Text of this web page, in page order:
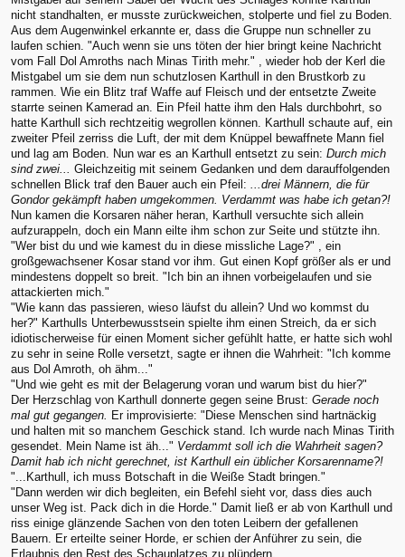
nicht standhalten, er musste zurückweichen, stolperte und fiel zu Boden.
Aus dem Augenwinkel erkannte er, dass die Gruppe nun schneller zu
laufen schien. "Auch wenn sie uns töten der hier bringt keine Nachricht
vom Fall Dol Amroths nach Minas Tirith mehr." , wieder hob der Kerl die
Mistgabel um sie dem nun schutzlosen Karthull in den Brustkorb zu
rammen. Wie ein Blitz traf Waffe auf Fleisch und der entsetzte Zweite
starrte seinen Kamerad an. Ein Pfeil hatte ihm den Hals durchbohrt, so
hatte Karthull sich rechtzeitig wegrollen können. Karthull schaute auf, ein
zweiter Pfeil zerriss die Luft, der mit dem Knüppel bewaffnete Mann fiel
und lag am Boden. Nun war es an Karthull entsetzt zu sein: Durch mich
sind zwei...
Gleichzeitig mit seinem Gedanken und dem darauffolgenden
schnellen Blick traf den Bauer auch ein Pfeil:
...drei Männern, die für
Gondor gekämpft haben umgekommen. Verdammt was habe ich getan?!
Nun kamen die Korsaren näher heran, Karthull versuchte sich allein
aufzurappeln, doch ein Mann eilte ihm schon zur Seite und stützte ihn.
"Wer bist du und wie kamest du in diese missliche Lage?" , ein
großgewachsener Kosar stand vor ihm. Gut einen Kopf größer als er und
mindestens doppelt so breit. "Ich bin an ihnen vorbeigelaufen und sie
attackierten mich."
"Wie kann das passieren, wieso läufst du allein? Und wo kommst du
her?" Karthulls Unterbewusstsein spielte ihm einen Streich, da er sich
idiotischerweise für einen Moment sicher gefühlt hatte, er hatte sich wohl
zu sehr in seine Rolle versetzt, sagte er ihnen die Wahrheit: "Ich komme
aus Dol Amroth, oh ähm..."
"Und wie geht es mit der Belagerung voran und warum bist du hier?"
Der Herzschlag von Karthull donnerte gegen seine Brust: Gerade noch
mal gut gegangen. Er improvisierte: "Diese Menschen sind hartnäckig
und halten mit so manchem Geschick stand. Ich wurde nach Minas Tirith
gesendet. Mein Name ist äh..." Verdammt soll ich die Wahrheit sagen?
Damit hab ich nicht gerechnet, ist Karthull ein üblicher Korsarenname?!
"...Karthull, ich muss Botschaft in die Weiße Stadt bringen."
"Dann werden wir dich begleiten, ein Befehl sieht vor, dass dies auch
unser Weg ist. Pack dich in die Horde." Damit ließ er ab von Karthull und
riss einige glänzende Sachen von den toten Leibern der gefallenen
Bauern. Er erteilte seiner Horde, er schien der Anführer zu sein, die
Erlaubnis den Rest des Schauplatzes zu plündern.